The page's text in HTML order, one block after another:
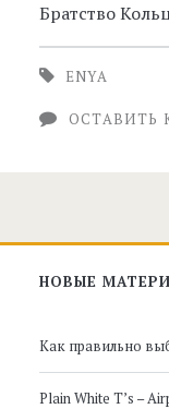
Братство
ENYA
ОСТАВИТЬ
Главная
панель
НОВЫЕ
Как правильно
Plain White T’s –